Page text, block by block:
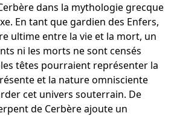
dans la mythologie grecque
En tant que gardien des Enfers,
ultime entre la vie et la mort, un
ni les morts ne sont censés
têtes pourraient représenter la
et la nature omnisciente
cet univers souterrain. De
de Cerbère ajoute un